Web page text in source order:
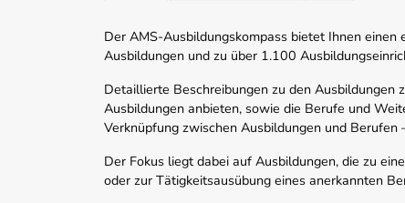
Der AMS-Ausbildungskompass bietet Ihnen
Ausbildungen und zu über 1.100
Detaillierte Beschreibungen zu den Ausbildungen
Ausbildungen anbieten, sowie die Berufe und
Verknüpfung zwischen Ausbildungen und
Der Fokus liegt dabei auf Ausbildungen, die zu
oder zur Tätigkeitsausübung eines anerkannten